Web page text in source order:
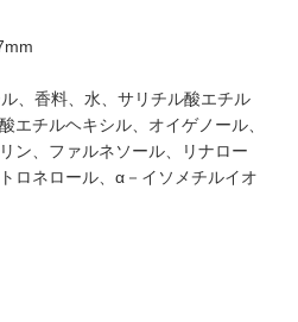
、香料、水、サリチル酸エチル
エチルヘキシル、オイゲノール、
ン、ファルネソール、リナロー
ロネロール、α－イソメチルイオ